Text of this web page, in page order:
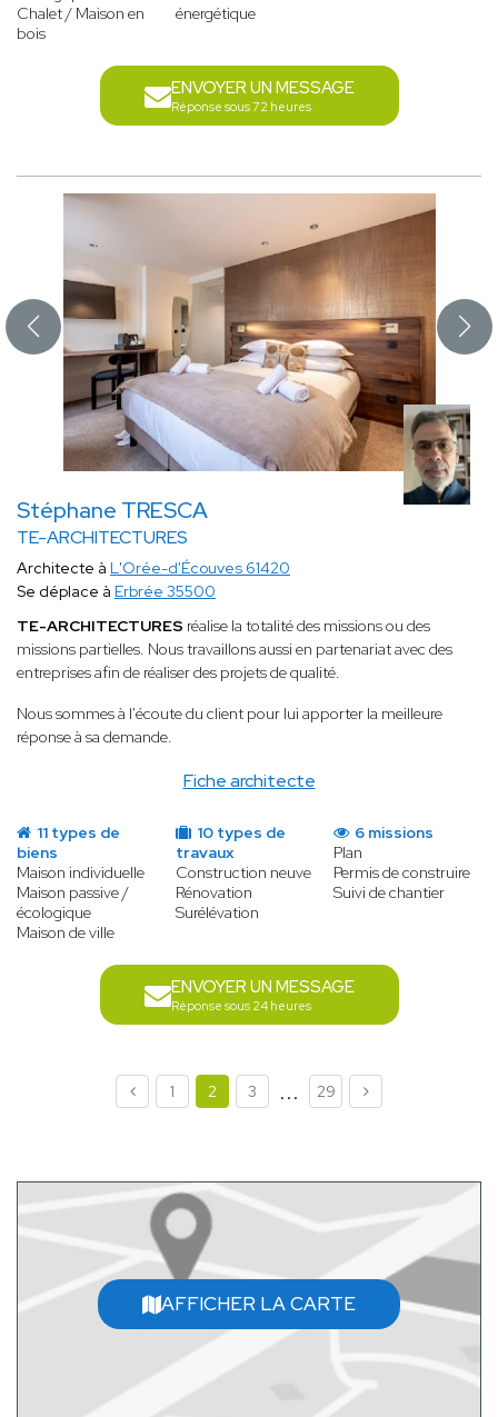
Chalet / Maison en
bois
énergétique
ENVOYER UN MESSAGE
Réponse sous 72 heures
Stéphane TRESCA
TE-ARCHITECTURES
Fiche architecte
Architecte à L'Orée-d'Écouves 61420
Se déplace à Erbrée 35500
TE-ARCHITECTURES réalise la totalité des missions ou des
missions partielles. Nous travaillons aussi en partenariat avec des
entreprises afin de réaliser des projets de qualité.
Nous sommes à l'écoute du client pour lui apporter la meilleure
réponse à sa demande.
11 types de
biens
Maison individuelle
Maison passive /
écologique
Maison de ville
10 types de
travaux
Construction neuve
Rénovation
Surélévation
6 missions
Plan
Permis de construire
Suivi de chantier
ENVOYER UN MESSAGE
Réponse sous 24 heures
1 2 3 ... 29
AFFICHER LA CARTE